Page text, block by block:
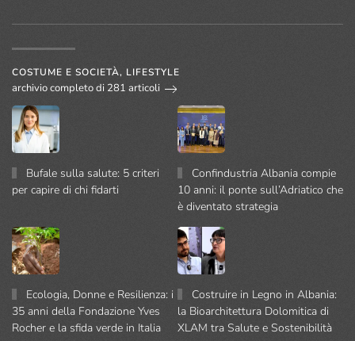
COSTUME E SOCIETÀ, LIFESTYLE
archivio completo di 281 articoli
Bufale sulla salute: 5 criteri
per capire di chi fidarti
Confindustria Albania compie
10 anni: il ponte sull’Adriatico che
è diventato strategia
Ecologia, Donne e Resilienza: i
35 anni della Fondazione Yves
Rocher e la sfida verde in Italia
Costruire in Legno in Albania:
la Bioarchitettura Dolomitica di
XLAM tra Salute e Sostenibilità